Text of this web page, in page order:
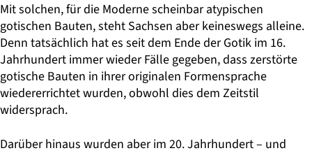
Mit solchen, für die Moderne scheinbar atypischen
gotischen Bauten, steht Sachsen aber keineswegs alleine.
Denn tatsächlich hat es seit dem Ende der Gotik im 16.
Jahrhundert immer wieder Fälle gegeben, dass zerstörte
gotische Bauten in ihrer originalen Formensprache
wiedererrichtet wurden, obwohl dies dem Zeitstil
widersprach.
Darüber hinaus wurden aber im 20. Jahrhundert – und